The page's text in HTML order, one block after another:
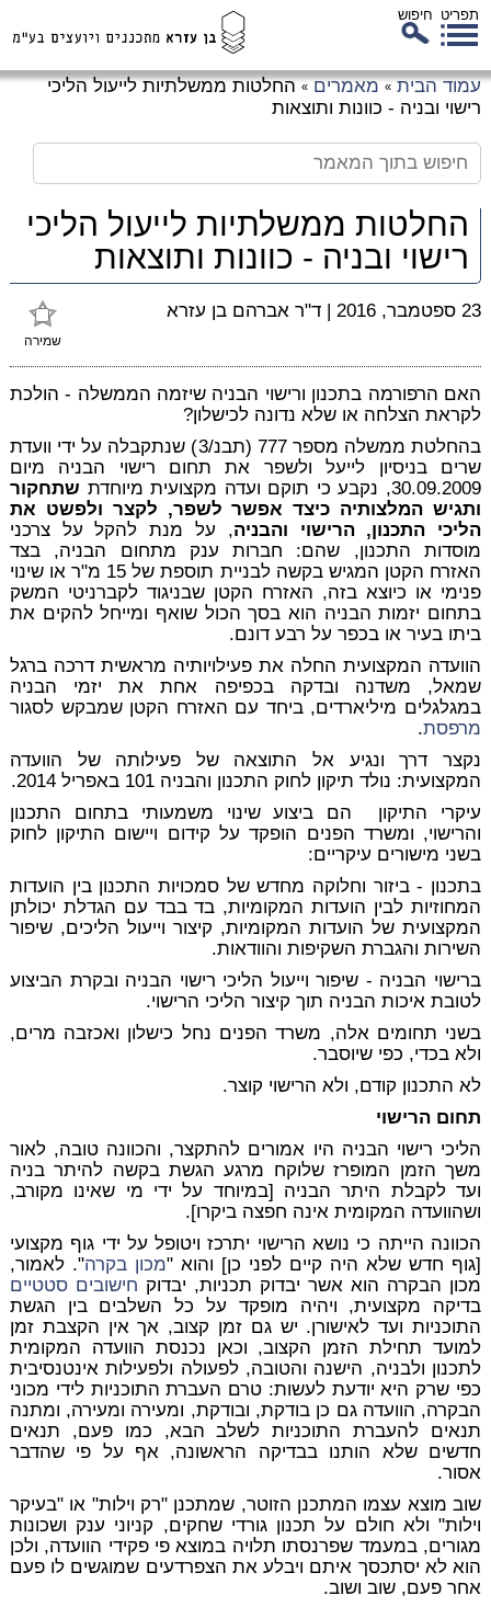
תפריט חיפוש
עמוד הבית » מאמרים » החלטות ממשלתיות לייעול הליכי
רישוי ובניה - כוונות ותוצאות
החלטות ממשלתיות לייעול הליכי
רישוי ובניה - כוונות ותוצאות
שמירה
23 ספטמבר, 2016 | ד"ר אברהם בן עזרא
האם הרפורמה בתכנון ורישוי הבניה שיזמה הממשלה - הולכת
לקראת הצלחה או שלא נדונה לכישלון?
בהחלטת ממשלה מספר 777 (תבנ/3) שנתקבלה על ידי וועדת
שרים בניסיון לייעל ולשפר את תחום רישוי הבניה מיום
30.09.2009, נקבע כי תוקם ועדה מקצועית מיוחדת
שתחקור
ותגיש המלצותיה כיצד אפשר לשפר, לקצר ולפשט את
הליכי התכנון, הרישוי והבניה, על מנת להקל על צרכני
מוסדות התכנון, שהם: חברות ענק מתחום הבניה, בצד
האזרח הקטן המגיש בקשה לבניית תוספת של 15 מ"ר או שינוי
פנימי או כיוצא בזה, האזרח הקטן שבניגוד לקברניטי המשק
בתחום יזמות הבניה הוא בסך הכול שואף ומייחל להקים את
ביתו בעיר או בכפר על רבע דונם.
הוועדה המקצועית החלה את פעילויותיה מראשית דרכה ברגל
שמאל, משדנה ובדקה בכפיפה אחת את יזמי הבניה
במגלגלים מיליארדים, ביחד עם האזרח הקטן שמבקש לסגור
מרפסת.
נקצר דרך ונגיע אל התוצאה של פעילותה של הוועדה
המקצועית: נולד תיקון לחוק התכנון והבניה 101 באפריל 2014.
עיקרי התיקון הם ביצוע שינוי משמעותי בתחום התכנון
והרישוי, ומשרד הפנים הופקד על קידום ויישום התיקון לחוק
בשני מישורים עיקריים:
בתכנון - ביזור וחלוקה מחדש של סמכויות התכנון בין הועדות
המחוזיות לבין הועדות המקומיות, בד בבד עם הגדלת יכולתן
המקצועית של הועדות המקומיות, קיצור וייעול הליכים, שיפור
השירות והגברת השקיפות והוודאות.
ברישוי הבניה - שיפור וייעול הליכי רישוי הבניה ובקרת הביצוע
לטובת איכות הבניה תוך קיצור הליכי הרישוי.
בשני תחומים אלה, משרד הפנים נחל כישלון ואכזבה מרים,
ולא בכדי, כפי שיוסבר.
לא התכנון קודם, ולא הרישוי קוצר.
תחום הרישוי
הליכי רישוי הבניה היו אמורים להתקצר, והכוונה טובה, לאור
משך הזמן המופרז שלוקח מרגע הגשת בקשה להיתר בניה
ועד לקבלת היתר הבניה [במיוחד על ידי מי שאינו מקורב,
ושהוועדה המקומית אינה חפצה ביקרו].
הכוונה הייתה כי נושא הרישוי יתרכז ויטופל על ידי גוף מקצועי
[גוף חדש שלא היה קיים לפני כן] והוא "מכון בקרה". לאמור,
מכון הבקרה הוא אשר יבדוק תכניות, יבדוק חישובים סטטיים
בדיקה מקצועית, ויהיה מופקד על כל השלבים בין הגשת
התוכניות ועד לאישורן. יש גם זמן קצוב, אך אין הקצבת זמן
למועד תחילת הזמן הקצוב, וכאן נכנסת הוועדה המקומית
לתכנון ולבניה, הישנה והטובה, לפעולה ולפעילות אינטנסיבית
כפי שרק היא יודעת לעשות: טרם העברת התוכניות לידי מכוני
הבקרה, הוועדה גם כן בודקת, ובודקת, ומעירה ומעירה, ומתנה
תנאים להעברת התוכניות לשלב הבא, כמו פעם, תנאים
חדשים שלא הותנו בבדיקה הראשונה, אף על פי שהדבר
אסור.
שוב מוצא עצמו המתכנן הזוטר, שמתכנן "רק וילות" או "בעיקר
וילות" ולא חולם על תכנון גורדי שחקים, קניוני ענק ושכונות
מגורים, במעמד שפרנסתו תלויה במוצא פי פקידי הוועדה, ולכן
הוא לא יסתכסך איתם ויבלע את הצפרדעים שמוגשים לו פעם
אחר פעם, שוב ושוב.